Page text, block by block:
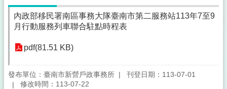
內政部移民署南區事務大隊臺南市第二服務站113年7至9
月行動服務列車聯合駐點時程表
pdf(81.51 KB)
發布單位：臺南市新營戶政事務所
刊登日期：113-07-01
修改時間：113-07-22